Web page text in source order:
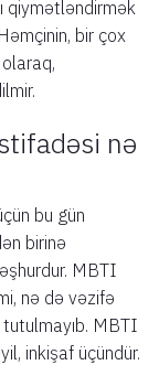
qiymətləndirmək
bir çox
nə
bu gün
birinə
MBTI
nə də vəzifə
MBTI
inkişaf üçündür.